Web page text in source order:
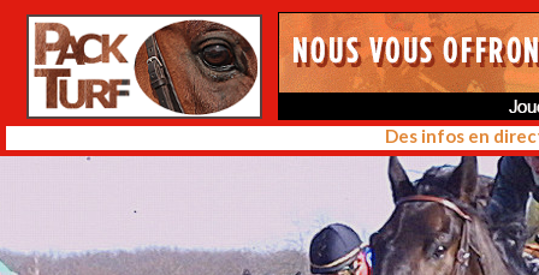
Des infos en